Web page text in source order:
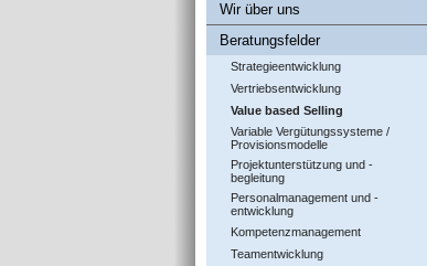
Wir über uns
Beratungsfelder
Strategieentwicklung
Vertriebsentwicklung
Value based Selling
Variable Vergütungssysteme /
Provisionsmodelle
Projektunterstützung und -
begleitung
Personalmanagement und -
entwicklung
Kompetenzmanagement
Teamentwicklung